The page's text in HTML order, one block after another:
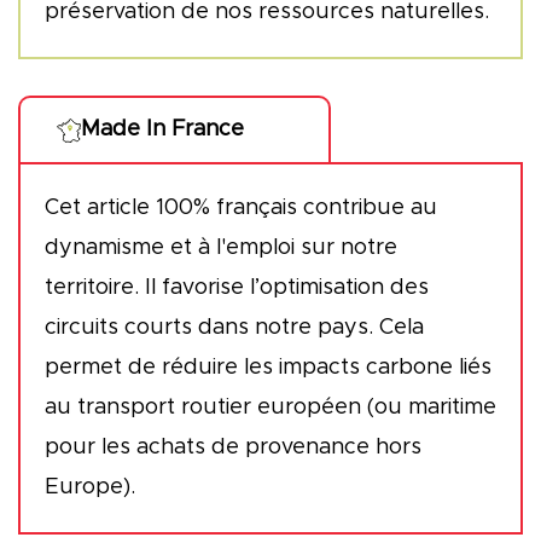
préservation de nos ressources naturelles.
Made In France
Cet article 100% français contribue au
dynamisme et à l'emploi sur notre
territoire. Il favorise l’optimisation des
circuits courts dans notre pays. Cela
permet de réduire les impacts carbone liés
au transport routier européen (ou maritime
pour les achats de provenance hors
Europe).